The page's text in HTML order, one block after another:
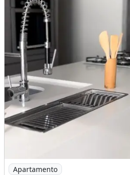
Imagem: Exclusivo! Splendore 4
Apartamento